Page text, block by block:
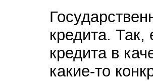
кредита. Так,
кредита в
какие-то